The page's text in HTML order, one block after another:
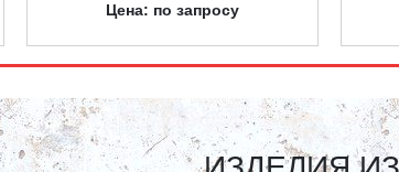
Цена: по запросу